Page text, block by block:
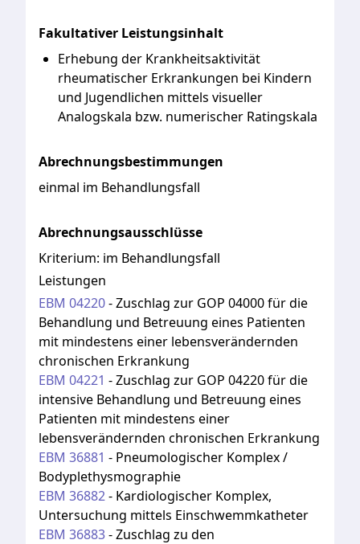
Fakultativer Leistungsinhalt
Erhebung der Krankheitsaktivität
rheumatischer Erkrankungen bei Kindern
und Jugendlichen mittels visueller
Analogskala bzw. numerischer Ratingskala
Abrechnungsbestimmungen
einmal im Behandlungsfall
Abrechnungsausschlüsse
Kriterium: im Behandlungsfall
Leistungen
EBM 04220-Zuschlag zur GOP 04000 für die
Behandlung und Betreuung eines Patienten
mit mindestens einer lebensverändernden
chronischen Erkrankung
EBM 04221 -Zuschlag zur GOP 04220 für die
intensive Behandlung und Betreuung eines
Patienten mit mindestens einer
lebensverändernden chronischen Erkrankung
EBM 36881 - Pneumologischer Komplex /
Bodyplethysmographie
EBM 36882- Kardiologischer Komplex,
Untersuchung mittels Einschwemmkatheter
EBM 36883-Zuschlag zu den